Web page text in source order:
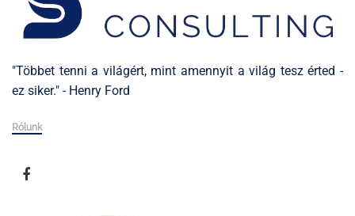
"Többet tenni a világért, mint amennyit a világ tesz érted -
ez siker." - Henry Ford
Rólunk